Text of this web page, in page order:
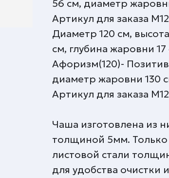
56 см, диаметр
Артикул для заказа
Диаметр 120 см,
см, глубина жаровни
Афоризм(120)-
диаметр жаровни 130
Артикул для заказа
Чаша изготовлена из
толщиной 5мм. Только
листовой стали
для удобства очистки